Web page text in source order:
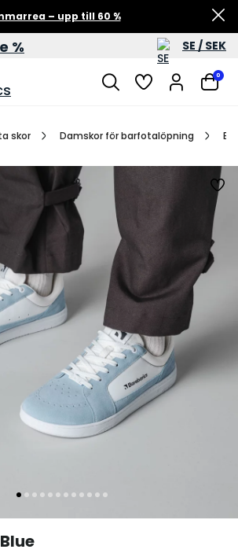
– upp till 60 %
% SE / SEK
0
skor Damskor för barfotalöpning